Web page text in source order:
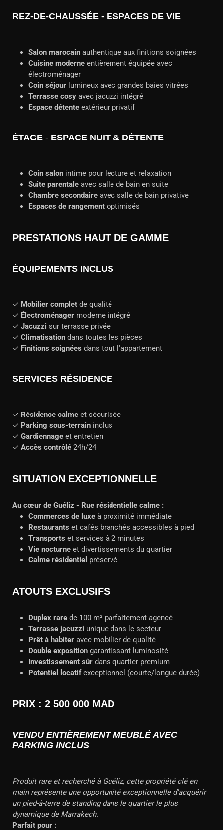
REZ-DE-CHAUSSÉE - ESPACES DE VIE
Salon marocain authentique aux finitions soignées
Cuisine moderne entièrement équipée avec
électroménager
Coin séjour lumineux avec grandes baies vitrées
Terrasse cosy avec jacuzzi intégré
Espace détente extérieur privatif
ÉTAGE - ESPACE NUIT & DÉTENTE
Coin salon intime pour lecture et relaxation
Suite parentale avec salle de bain en suite
Chambre secondaire avec salle de bain privative
Espaces de rangement optimisés
PRESTATIONS HAUT DE GAMME
ÉQUIPEMENTS INCLUS
✓ Mobilier complet de qualité
✓ Électroménager moderne intégré
✓ Jacuzzi sur terrasse privée
✓ Climatisation dans toutes les pièces
✓ Finitions soignées dans tout l'appartement
SERVICES RÉSIDENCE
✓ Résidence calme et sécurisée
✓ Parking sous-terrain inclus
✓ Gardiennage et entretien
✓ Accès contrôlé 24h/24
SITUATION EXCEPTIONNELLE
Au cœur de Guéliz - Rue résidentielle calme :
Commerces de luxe à proximité immédiate
Restaurants et cafés branchés accessibles à pied
Transports et services à 2 minutes
Vie nocturne et divertissements du quartier
Calme résidentiel préservé
ATOUTS EXCLUSIFS
Duplex rare de 100 m² parfaitement agencé
Terrasse jacuzzi unique dans le secteur
Prêt à habiter avec mobilier de qualité
Double exposition garantissant luminosité
Investissement sûr dans quartier premium
Potentiel locatifexceptionnel (courte/longue durée)
PRIX : 2 500 000 MAD
VENDU ENTIÈREMENT MEUBLÉ AVEC
PARKING INCLUS
Produit rare et recherché à Guéliz, cette propriété clé en
main représente une opportunité exceptionnelle d'acquérir
un pied-à-terre de standing dans le quartier le plus
dynamique de Marrakech.
Parfait pour :